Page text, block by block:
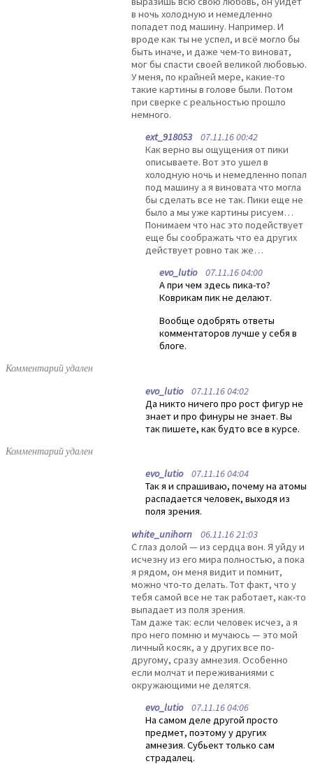
в ночь холодную и немедленно
попадет под машину. Например. И
вроде как ты не успел, и всё могло бы
быть иначе, и даже чем-то виноват,
мог бы спасти своей великой любовью.
У меня, по крайней мере, какие-то
такие картины в голове были. Потом
при сверке с реальностью прошло
немного.
ext_918053 07.11.16 00:42
Как верно вы ощущения от пики
описываете. Вот это ушел в
холодную ночь и немедленно попал
под машину а я виновата что могла
бы сделать все не так. Пики еще не
было а мы уже картины рисуем…
Понимаем что нас это подействует
еще бы соображать что еа других
действует ровно так же…
evo_lutio07.11.16 04:00
А при чем здесь пика-то?
Коврикам пик не делают.
Вообще одобрять ответы
комментаторов лучше у себя в
блоге.
Комментарий удален
evo_lutio07.11.16 04:02
Да никто ничего про рост фигур не
знает и про финуры не знает. Вы
так пишете, как будто все в курсе.
Комментарий удален
evo_lutio07.11.16 04:04
Так я и спрашиваю, почему на атомы
распадается человек, выходя из
поля зрения.
white_unihorn 06.11.16 21:03
С глаз долой — из сердца вон. Я уйду и
исчезну из его мира полностью, а пока
я рядом, он меня видит и помнит,
можно что-то делать. Тот факт, что у
тебя самой все не так работает, как-то
выпадает из поля зрения.
Там даже так: если человек исчез, а я
про него помню и мучаюсь — это мой
личный косяк, а у других все по-
другому, сразу амнезия. Особенно
если молчат и переживаниями с
окружающими не делятся.
evo_lutio07.11.16 04:06
На самом деле другой просто
предмет, поэтому у других
амнезия. Субьект только сам
страдалец.